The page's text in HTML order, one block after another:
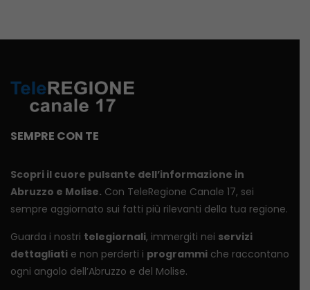
SEMPRE CON TE
Scopri il cuore pulsante dell’informazione in
Abruzzo e Molise. Con TeleRegione Canale 17, sei
sempre aggiornato sui fatti più rilevanti della tua regione.
Guarda i nostri telegiornali, immergiti nei servizi
dettagliati e non perderti i programmi che raccontano
ogni angolo dell’Abruzzo e del Molise.